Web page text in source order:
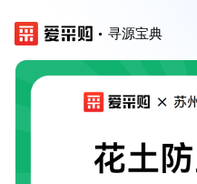
寻源宝典